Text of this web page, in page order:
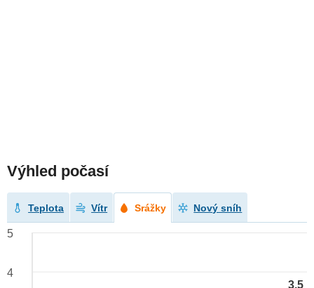
Výhled počasí
Teplota Vítr Srážky Nový sníh
3.5
5
4